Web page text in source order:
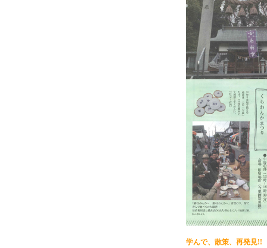
学んで、散策、再発見!!